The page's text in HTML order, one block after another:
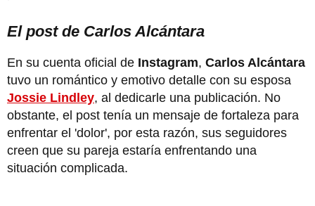
El post de Carlos Alcántara
En su cuenta oficial de Instagram, Carlos Alcántara
tuvo un romántico y emotivo detalle con su esposa
Jossie Lindley, al dedicarle una publicación. No
obstante, el post tenía un mensaje de fortaleza para
enfrentar el 'dolor', por esta razón, sus seguidores
creen que su pareja estaría enfrentando una
situación complicada.